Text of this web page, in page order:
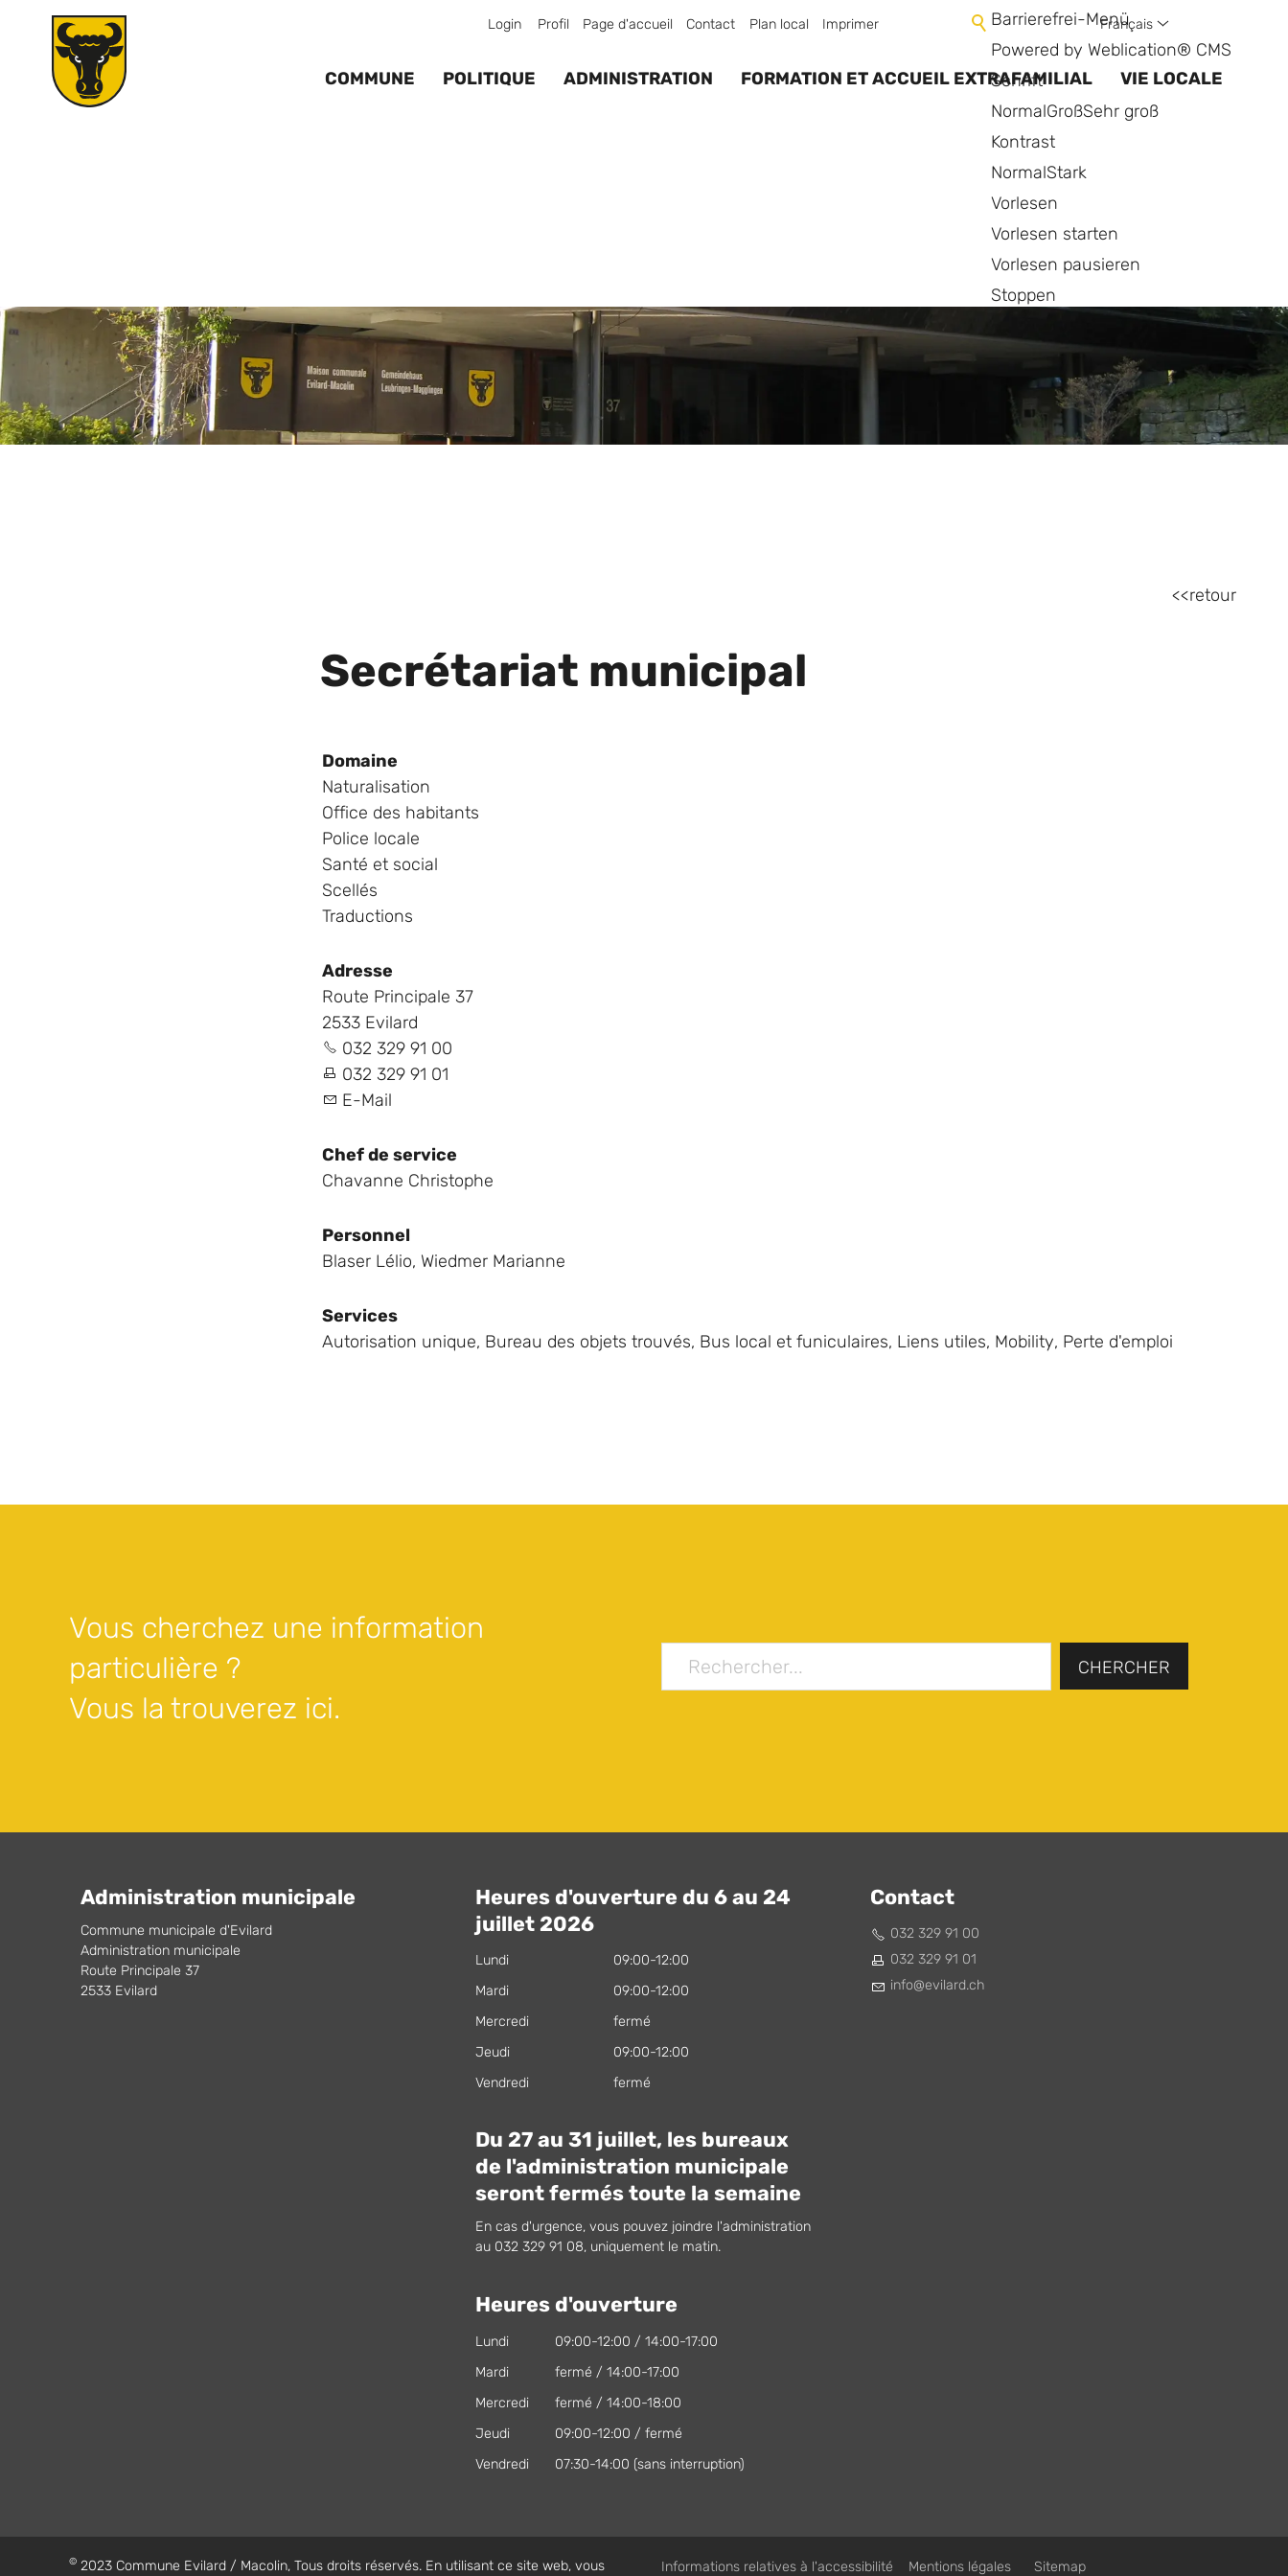
Barrierefrei-Menü
Powered by Weblication® CMS
Schrift
NormalGroßSehr groß
Kontrast
NormalStark
Vorlesen
Vorlesen starten
Vorlesen pausieren
Stoppen
Profil Page d'accueil Contact Plan local Imprimer
Login Français
COMMUNE POLITIQUE ADMINISTRATION FORMATION ET ACCUEIL EXTRAFAMILIAL VIE LOCALE
retour
Secrétariat municipal
Domaine
Naturalisation
Office des habitants
Police locale
Santé et social
Scellés
Traductions
Adresse
Route Principale 37
2533 Evilard
032 329 91 00
032 329 91 01
E-Mail
Chef de service
Chavanne Christophe
Personnel
Blaser Lélio, Wiedmer Marianne
Services
Autorisation unique, Bureau des objets trouvés, Bus local et funiculaires, Liens utiles, Mobility, Perte d'emploi
Vous cherchez une information
particulière ?
Vous la trouverez ici.
CHERCHER
Administration municipale
Commune municipale d'Evilard
Administration municipale
Route Principale 37
2533 Evilard
Heures d'ouverture du 6 au 24
juillet 2026
Lundi
09:00-12:00
Mardi
09:00-12:00
Mercredi
fermé
Jeudi
09:00-12:00
Vendredi
fermé
Du 27 au 31 juillet, les bureaux
de l'administration municipale
seront fermés toute la semaine
En cas d'urgence, vous pouvez joindre l'administration
au 032 329 91 08, uniquement le matin.
Heures d'ouverture
Lundi
09:00-12:00 / 14:00-17:00
Mardi
fermé / 14:00-17:00
Mercredi
fermé / 14:00-18:00
Jeudi
09:00-12:00 / fermé
Vendredi
07:30-14:00 (sans interruption)
Contact
032 329 91 00
032 329 91 01
nf
v l rd ch
© 2023 Commune Evilard / Macolin, Tous droits réservés. En utilisant ce site web, vous Informations relatives à l'accessibilité Mentions légales Sitemap